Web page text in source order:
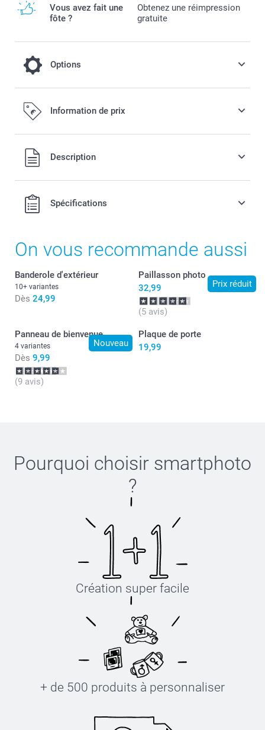
Vous avez fait une
fôte ?
Obtenez une réimpression
gratuite
Options
Système de montage
10,00 / pièce
Information de prix
Tous les prix sont en EURO (€), TVA incluse et hors frais de
port.
Description
Spécifications
On vous recommande aussi
Banderole d'extérieur
10+ variantes
Dès 24,99
Prix réduit
Paillasson photo
32,99
(5 avis)
Nouveau
Panneau de bienvenue
4 variantes
Dès 9,99
(9 avis)
Plaque de porte
19,99
Pourquoi choisir smartphoto
?
Création super facile
+ de 500 produits à personnaliser